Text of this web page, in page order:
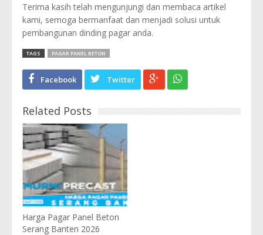
Terima kasih telah mengunjungi dan membaca artikel
kami, semoga bermanfaat dan menjadi solusi untuk
pembangunan dinding pagar anda.
TAGS PAGAR PANEL BETON
Facebook Twitter
Related Posts
Harga Pagar Panel Beton
Serang Banten 2026